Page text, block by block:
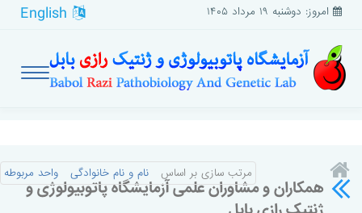
امروز: دوشنبه ۱۹ مرداد ۱۴۰۵
همکاران و مشاوران علمی آزمایشگاه پاتوبیولوژی و
مرتب سازی بر اساس نام و نام خانوادگی واحد مربوطه